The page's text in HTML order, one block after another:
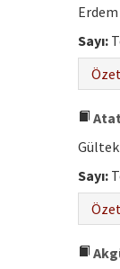
Sayı:
Sayı: